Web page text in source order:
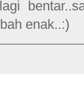
enak..:)